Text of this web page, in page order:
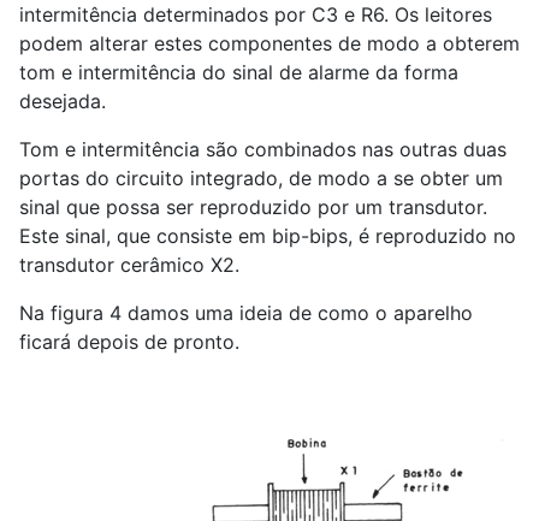
intermitência determinados por C3 e R6. Os leitores
podem alterar estes componentes de modo a obterem
tom e intermitência do sinal de alarme da forma
desejada.
Tom e intermitência são combinados nas outras duas
portas do circuito integrado, de modo a se obter um
sinal que possa ser reproduzido por um transdutor.
Este sinal, que consiste em bip-bips, é reproduzido no
transdutor cerâmico X2.
Na figura 4 damos uma ideia de como o aparelho
ficará depois de pronto.